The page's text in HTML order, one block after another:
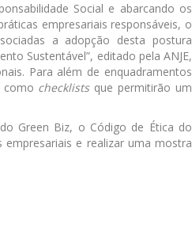
Social e abarcando os
empresariais responsáveis, o
a adopção desta postura
Sustentável”, editado pela ANJE,
Para além de enquadramentos
como checklists que permitirão um
Green Biz, o Código de Ética do
e realizar uma mostra